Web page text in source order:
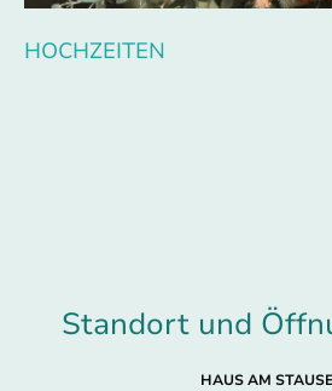
HOCHZEITEN
Standort und
HAUS AM